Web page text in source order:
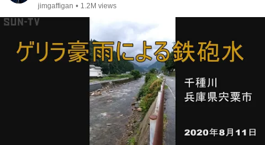
jimgaffigan • 1.2M views